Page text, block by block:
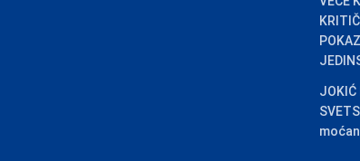
JOKIĆ